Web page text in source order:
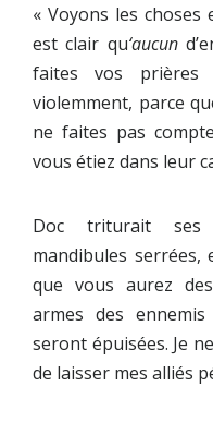
« Voyons les choses
est clair qu‘aucun
faites vos
violemment, parce
ne faites pas
vous étiez dans leur
Doc triturait ses
mandibules serrées,
que vous aurez
armes des
seront épuisées. Je
de laisser mes alliés